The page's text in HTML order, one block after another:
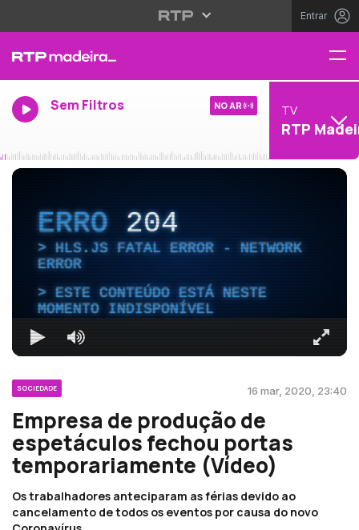
Entrar
Sem Filtros NO AR TV
RTP
ERRO204
HLS.JS FATAL ERROR - NETWORK
ERROR
ESTE CONTEÚDO ESTÁ NESTE
MOMENTO INDISPONÍVEL
SOCIEDADE 16 mar, 2020, 23:40
Empresa de produção de
espetáculos fechou portas
temporariamente (Vídeo)
Os trabalhadores anteciparam as férias devido ao
cancelamento de todos os eventos por causa do novo